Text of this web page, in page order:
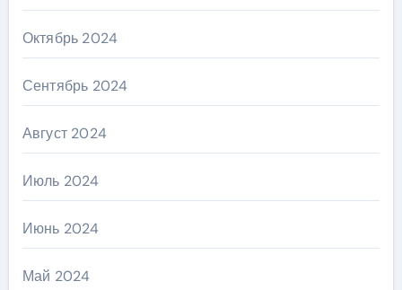
Октябрь 2024
Сентябрь 2024
Август 2024
Июль 2024
Июнь 2024
Май 2024